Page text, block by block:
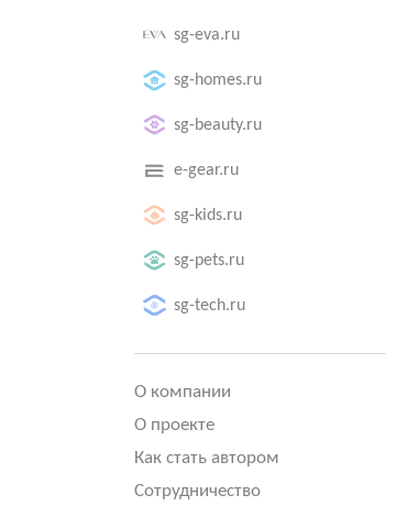
sg-eva.ru
sg-homes.ru
sg-beauty.ru
e-gear.ru
sg-kids.ru
sg-pets.ru
sg-tech.ru
О компании
О проекте
Как стать автором
Сотрудничество